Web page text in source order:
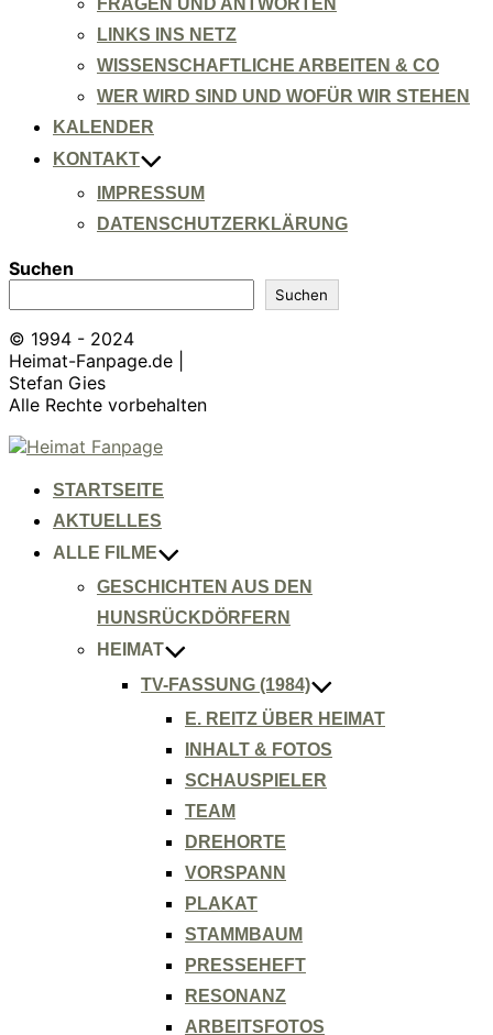
FRAGEN UND ANTWORTEN
LINKS INS NETZ
WISSENSCHAFTLICHE ARBEITEN & CO
WER WIRD SIND UND WOFÜR WIR STEHEN
KALENDER
KONTAKT
IMPRESSUM
DATENSCHUTZERKLÄRUNG
Suchen
Suchen
© 1994 - 2024
Heimat-Fanpage.de |
Stefan Gies
Alle Rechte vorbehalten
Zum
springenSTARTSEITE
AKTUELLES
ALLE FILME
GESCHICHTEN AUS DEN
HUNSRÜCKDÖRFERN
HEIMAT
TV-FASSUNG (1984)
E. REITZ ÜBER HEIMAT
INHALT & FOTOS
SCHAUSPIELER
TEAM
DREHORTE
VORSPANN
PLAKAT
STAMMBAUM
PRESSEHEFT
RESONANZ
ARBEITSFOTOS